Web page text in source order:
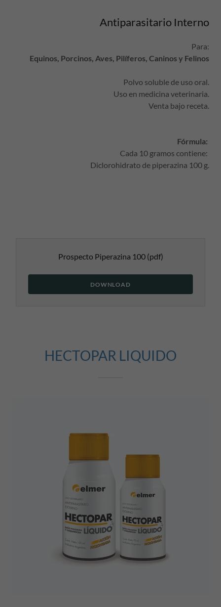
Antiparasitario Interno
Para:
Equinos, Porcinos, Aves, Pilíferos, Caninos y Felinos
Polvo soluble de uso oral.
Uso en medicina veterinaria.
Venta bajo receta.
Fórmula:
Cada 10 gramos contiene:
Diclorohidrato de piperazina 100 g.
Prospecto Piperazina 100(pdf)
DOWNLOAD
HECTOPAR LIQUIDO